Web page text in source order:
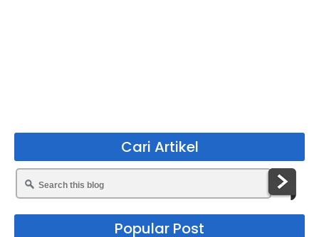
Cari Artikel
Popular Post